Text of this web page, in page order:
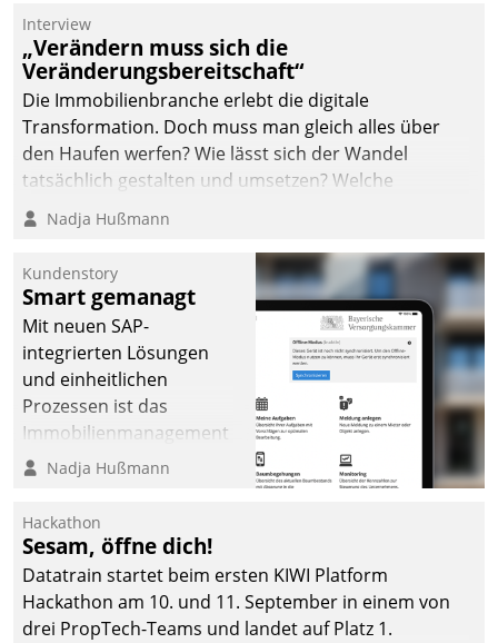
integrieren.
Interview
„Verändern muss sich die
Veränderungsbereitschaft“
Die Immobilienbranche erlebt die digitale
Transformation. Doch muss man gleich alles über
den Haufen werfen? Wie lässt sich der Wandel
tatsächlich gestalten und umsetzen? Welche
Argumente zählen wirklich?
Nadja Hußmann
Kundenstory
Smart gemanagt
Mit neuen SAP-
integrierten Lösungen
und einheitlichen
Prozessen ist das
Immobilienmanagement
der Bayerischen
Ressort Kapitalanlage für
künftige Aufgaben und
Herausforderungen
gerüstet.
Nadja Hußmann
Hackathon
Sesam, öffne dich!
Datatrain startet beim ersten KIWI Platform
Hackathon am 10. und 11. September in einem von
drei PropTech-Teams und landet auf Platz 1.